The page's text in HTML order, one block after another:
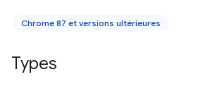
Chrome 87 et versions ultérieures
Types